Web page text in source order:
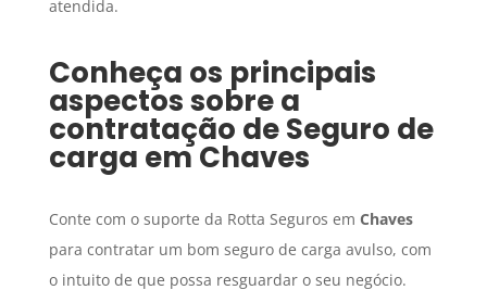
atendida.
Conheça os principais
aspectos sobre a
contratação deSeguro de
carga emChaves
Conte com o suporte da Rotta Seguros em Chaves
para contratar um bom seguro de carga avulso, com
o intuito de que possa resguardar o seu negócio.